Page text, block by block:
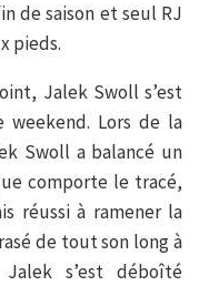
de saison et seul RJ
pieds.
Jalek Swoll s’est
weekend. Lors de la
Swoll a balancé un
comporte le tracé,
réussi à ramener la
de tout son long à
s’est déboîté